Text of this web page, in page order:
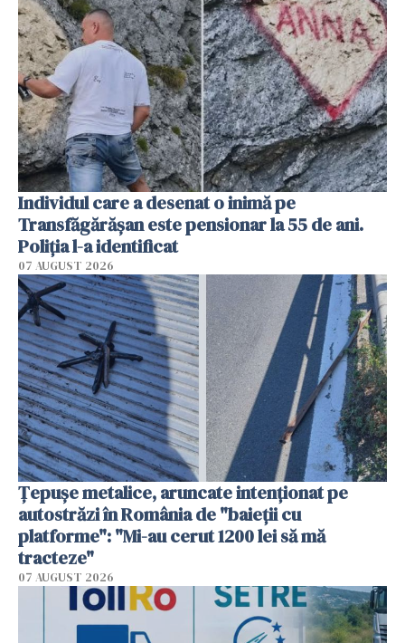
Individul care a desenat o inimă pe
Transfăgărășan este pensionar la 55 de ani.
Poliția l-a identificat
07 AUGUST 2026
Țepușe metalice, aruncate intenționat pe
autostrăzi în România de "baieții cu
platforme": "Mi-au cerut 1200 lei să mă
tracteze"
07 AUGUST 2026